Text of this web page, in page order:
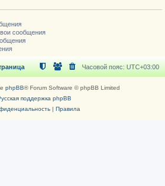
сообщения
Часовой пояс: UTC+03:00
phpBB® Forum Software © phpBB Limited
поддержка phpBB
| Правила